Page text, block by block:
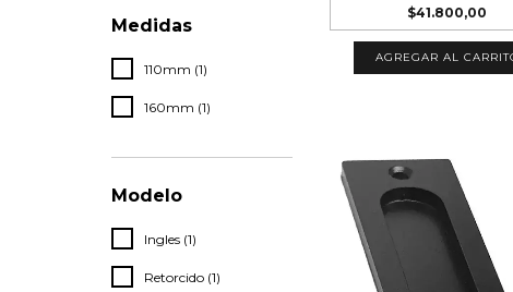
Medidas
110mm (1)
160mm (1)
Modelo
Ingles (1)
Retorcido (1)
$41.800,00
AGREGAR AL